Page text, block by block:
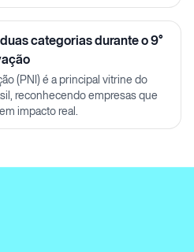
categorias durante o 9°
(PNI) é a principal vitrine do
reconhecendo empresas que
impacto real.